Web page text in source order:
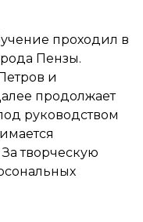
проходил в
Пензы.
и
продолжает
руководством
творческую